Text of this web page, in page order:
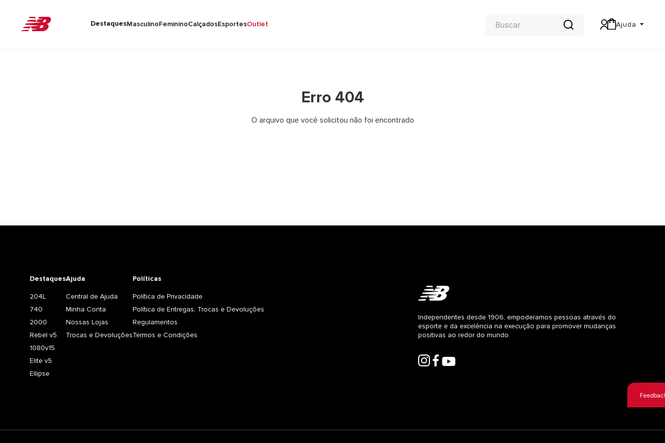
DestaquesMasculinoFemininoCalçadosEsportesOutlet Ajuda
Erro 404
O arquivo que você solicitou não foi encontrado
Destaques
204L
740
2000
Rebel v5
1080v15
Elite v5
Ellipse
Ajuda
Central de Ajuda
Minha Conta
Nossas Lojas
Trocas e Devoluções
Políticas
Política de Privacidade
Política de Entregas, Trocas e Devoluções
Regulamentos
Termos e Condições
Independentes desde 1906, empoderamos pessoas através do
esporte e da excelência na execução para promover mudanças
positivas ao redor do mundo.